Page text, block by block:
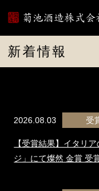
新着情報
2026.08.03 受
【受賞結果】イタリ
ジ」にて燦然 金賞 受